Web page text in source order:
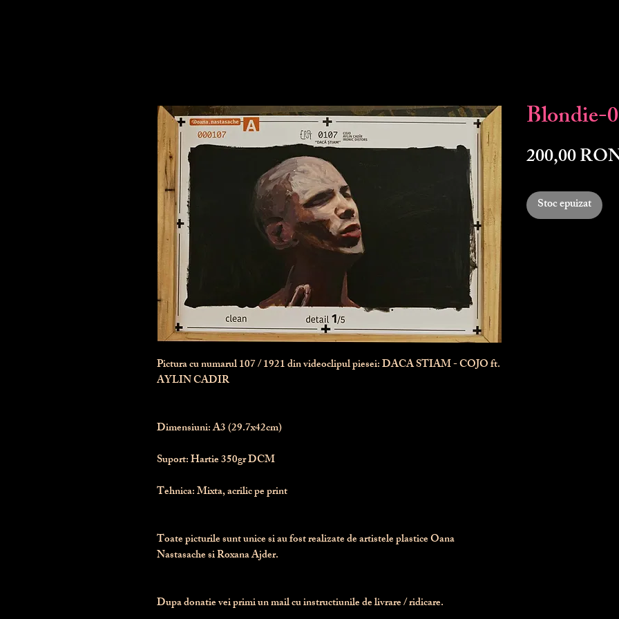
Pictura cu numarul107/ 1921 din videoclipul piesei: DACA STIAM - COJO ft.
AYLIN CADIR
Dimensiuni: A3 (29.7x42cm)
Suport: Hartie 350gr DCM
Tehnica: Mixta, acrilic pe print
Toate picturile sunt unice si au fost realizate de artistele plastice Oana
Nastasache si Roxana Ajder.
Dupa donatie vei primi un mail cu instructiunile de livrare / ridicare.
Blondie-
200,00
Stoc epuizat